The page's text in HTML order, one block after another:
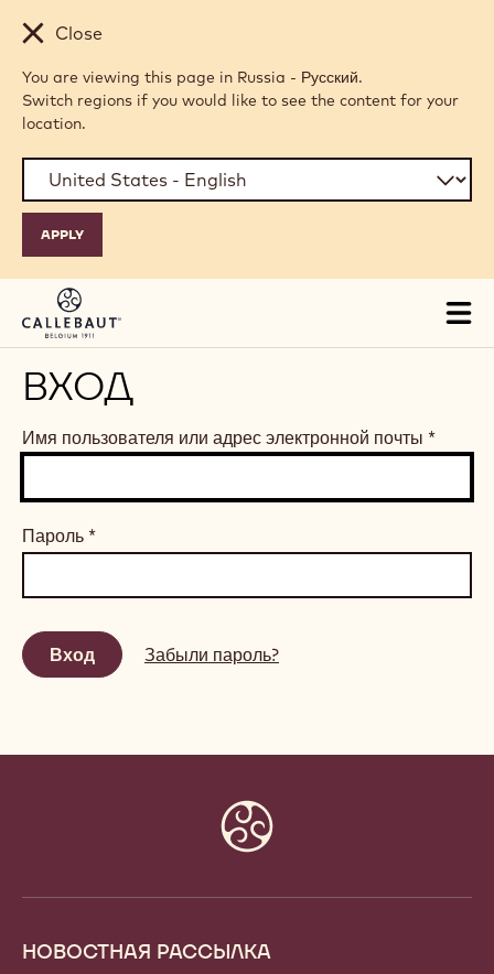
Skip to main content
Close
You are viewing this page in Russia - Русский.
Switch regions if you would like to see the content for your
location.
ВХОД
Имя пользователя или адрес электронной почты *
Пароль *
Забыли пароль?
НОВОСТНАЯ РАССЫЛКА